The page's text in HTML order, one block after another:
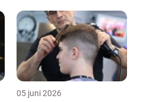
05 juni 2026